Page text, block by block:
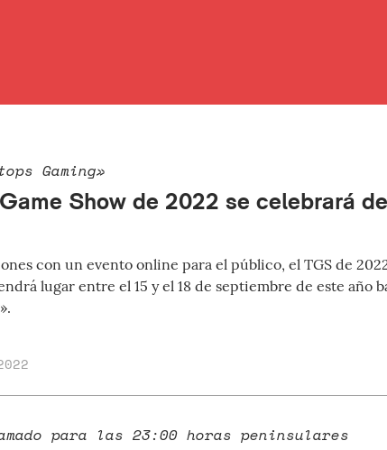
Gaming»
Show de 2022 se celebrará
con un evento online para el público, el TGS de
lugar entre el 15 y el 18 de septiembre de este año
para las 23:00 horas peninsulares